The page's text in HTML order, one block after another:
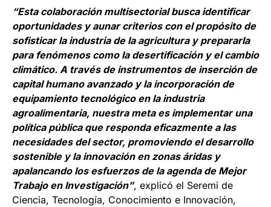
“Esta colaboración multisectorial busca identificar
oportunidades y aunar criterios con el propósito de
sofisticar la industria de la agricultura y prepararla
para fenómenos como la desertificación y el cambio
climático. A través de instrumentos de inserción de
capital humano avanzado y la incorporación de
equipamiento tecnológico en la industria
agroalimentaria, nuestra meta es implementar una
política pública que responda eficazmente a las
necesidades del sector, promoviendo el desarrollo
sostenible y la innovación en zonas áridas y
apalancando los esfuerzos de la agenda de Mejor
Trabajo en Investigación”, explicó el Seremi de
Ciencia, Tecnología, Conocimiento e Innovación,